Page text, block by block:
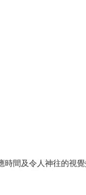
間及令人神往的視